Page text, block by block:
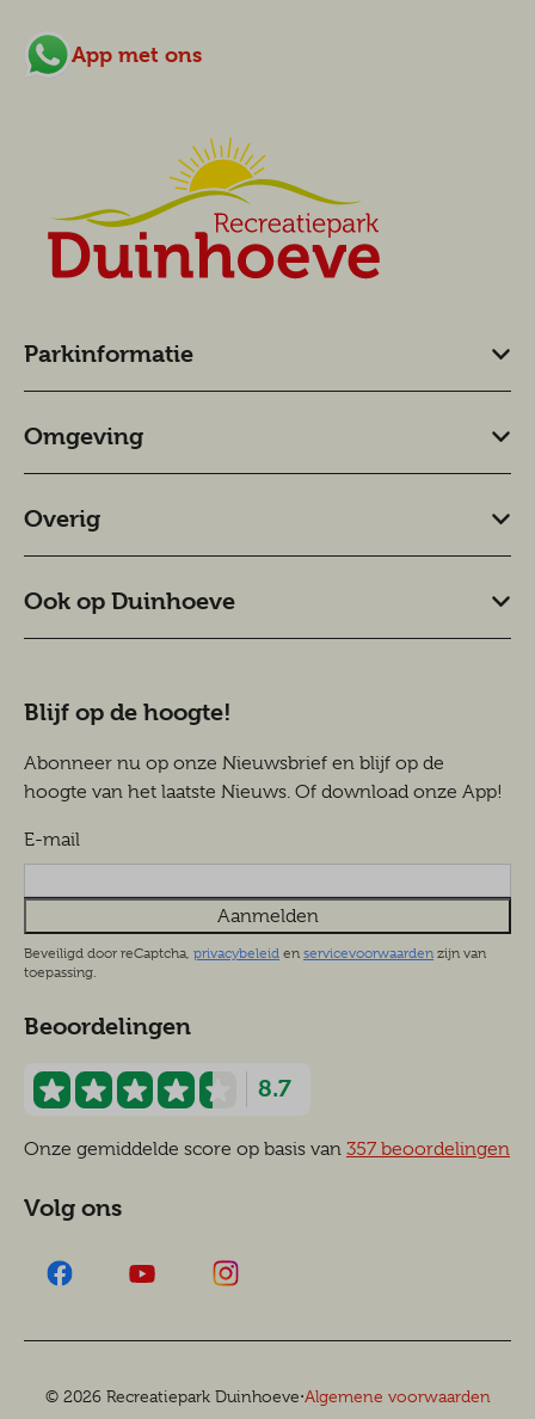
App met ons
Parkinformatie
Omgeving
Overig
Ook op Duinhoeve
Blijf op de hoogte!
Abonneer nu op onze Nieuwsbrief en blijf op de
hoogte van het laatste Nieuws. Of download onze App!
E-mail
Aanmelden
Beveiligd door reCaptcha, privacybeleid en servicevoorwaarden zijn van
toepassing.
Beoordelingen
8.7
Onze gemiddelde score op basis van 357 beoordelingen
Volg ons
© 2026 Recreatiepark Duinhoeve·Algemene voorwaarden